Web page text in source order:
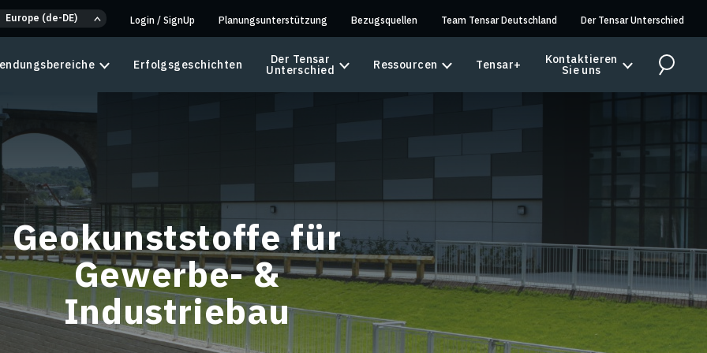
Europe (de-DE) Login / SignUp Planungsunterstützung Bezugsquellen Team Tensar Deutschland Der Tensar Unterschied
Erfolgsgeschichten Der Tensar
Unterschied Ressourcen Tensar+ Kontaktieren
Sie uns Search
Geokunststoffe für
Gewerbe- &
Industriebau